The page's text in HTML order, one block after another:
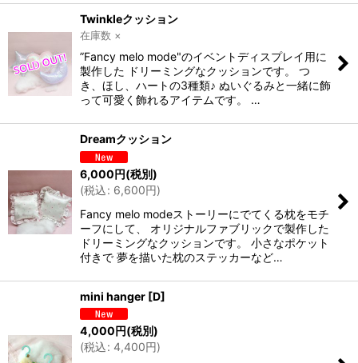
Twinkleクッション
在庫数 ×
”Fancy melo mode"のイベントディスプレイ用に
製作した ドリーミングなクッションです。 つ
き、ほし、ハートの3種類♪ ぬいぐるみと一緒に飾
って可愛く飾れるアイテムです。 …
Dreamクッション
6,000円(税別)
(税込: 6,600円)
Fancy melo modeストーリーにでてくる枕をモチ
ーフにして、 オリジナルファブリックで製作した
ドリーミングなクッションです。 小さなポケット
付きで 夢を描いた枕のステッカーなど…
mini hanger [D]
4,000円(税別)
(税込: 4,400円)